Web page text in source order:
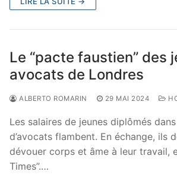
Le “pacte faustien” des
avocats de Londres
ALBERTO ROMARIN 29 MAI 2024
Les salaires de jeunes diplômés
d’avocats flambent. En échange, ils
dévouer corps et âme à leur travail,
Times”.…